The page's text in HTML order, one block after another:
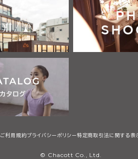
ご利用規約プライバシーポリシー特定商取引法に関する表
© Chacott Co., Ltd.